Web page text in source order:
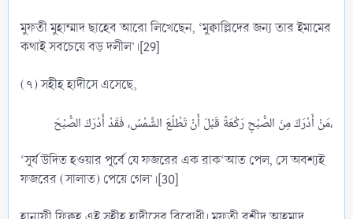
মুফতী মুহাম্মাদ ছাহেব আরো লিখেছেন, ‘মুক্বাল্লিদের জন্য তার ইমামের
কথাই সবচেয়ে বড় দলীল’।[29]
(৭) সহীহ হাদীসে এসেছে,
مَنْ أَدْرَكَ مِنَ الصُّبْحِ رَكْعَةً قَبْلَ أَنْ تَطْلُعَ الشَّمْسُ، فَقَدْ أَدْرَكَ الصُّبْحَ،​
‘সূর্য উদিত হওয়ার পূর্বে যে ফজরের এক রাক‘আত পেল, সে অবশ্যই
ফজরের (সালাত) পেয়ে গেল’।[30]